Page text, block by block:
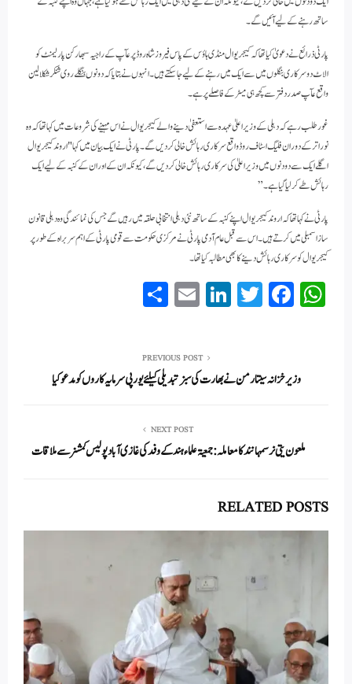
ساتھ رہنے کے لیے آئیں گے۔
پارٹی ذرائع نے دعویٰ کیا تھا کہ کیجریوال منڈی ہاؤس کے پاس فیروز شاہ روڈ پر عآپ کے راجیہ سبھا رکن پارلیمنٹ کو
الاٹ دو سرکاری بنگلوں میں سے ایک میں رہنے کے لیے جا سکتے ہیں۔ انہوں نے بتایا کہ دونوں بنگلے روی شنکر شکلا لین
واقع عآپ صدر دفتر سے کچھ ہی میٹر کے فاصلے پر ہے۔
غور طلب رہے کہ دہلی کے وزیراعلیٰ عہدہ سے استعفیٰ دینے والے کیجریوال نے اس مہینے کی شروعات میں کہا تھا کہ وہ
نوراتر کے دوران فلیگ اسٹاف روڈ واقع سرکاری رہائش خالی کر دیں گے۔ پارٹی نے ایک بیان میں کہا "اروند کیجریوال
اگلے ایک سے دو دنوں میں وزیراعلیٰ کی سرکاری رہائش خالی کر دیں گے، کیونکہ ان کے اور ان کے کنبہ کے لیے ایک
رہائش طے کر لیا گیا ہے۔”
پارٹی نے کہا تھا کہ اروند کیجریوال اپنے کنبہ کے ساتھ نئی دہلی انتخابی حلقہ میں رہیں گے جس کی نمائندگی وہ دہلی قانون
ساز اسمبلی میں کرتے ہیں۔ اس سے قبل عام آدمی پارٹی نے مرکزی حکومت سے قومی پارٹی کے اہم سربراہ کے طور پر
کیجریوال کو سرکاری رہائش دینے کا بھی مطالبہ کیا تھا۔
W
ha
A
pp
Fa
ce
ok
T
wi
r
Li
nk
In
E
m
PREVIOUS POST
وزیر خزانہ سیتا رمن نے بھارت کی سبز تبدیلی کیلئے یورپی سرمایہ کاروں کومدعو کیا
NEXT POST
ملعون یتی نرسمہانند کا معاملہ: جمعیۃ علماء ہند کے وفد کی غازی آباد پولیس کمشنر سے ملاقات
RELATED POSTS